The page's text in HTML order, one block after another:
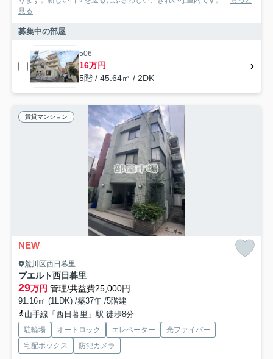
見る
募集中の部屋
506
16万円
5階 / 45.64㎡ / 2DK
賃貸マンション
NEW
荒川区西日暮里
プエルト西日暮里
29万円 管理/共益費25,000円
91.16㎡ (1LDK) /築37年 /5階建
山手線「西日暮里」駅 徒歩8分
駐輪場 オートロック エレベーター
光ファイバー
宅配ボックス
防犯カメラ